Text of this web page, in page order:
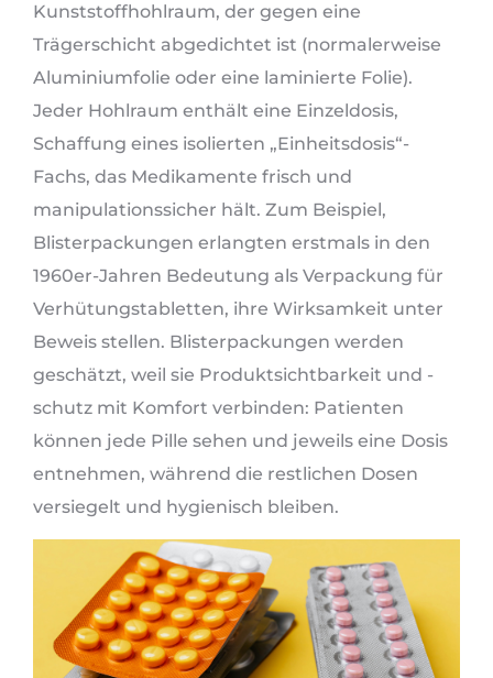
Kunststoffhohlraum, der gegen eine
Trägerschicht abgedichtet ist (normalerweise
Aluminiumfolie oder eine laminierte Folie).
Jeder Hohlraum enthält eine Einzeldosis,
Schaffung eines isolierten „Einheitsdosis“-
Fachs, das Medikamente frisch und
manipulationssicher hält. Zum Beispiel,
Blisterpackungen erlangten erstmals in den
1960er-Jahren Bedeutung als Verpackung für
Verhütungstabletten, ihre Wirksamkeit unter
Beweis stellen. Blisterpackungen werden
geschätzt, weil sie Produktsichtbarkeit und -
schutz mit Komfort verbinden: Patienten
können jede Pille sehen und jeweils eine Dosis
entnehmen, während die restlichen Dosen
versiegelt und hygienisch bleiben.